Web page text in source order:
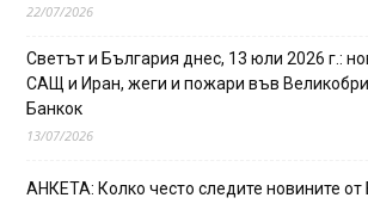
22/07/2026
Светът и България днес, 13 юли 2026 г.:
САЩ и Иран, жеги и пожари във
Банкок
13/07/2026
АНКЕТА: Колко често следите новините от